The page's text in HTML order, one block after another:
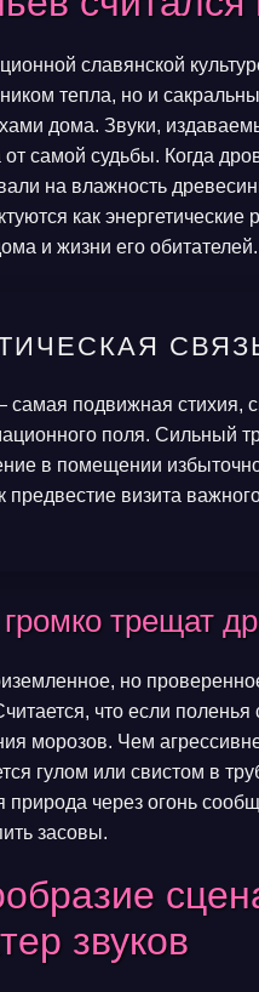
славянской
тепла, но и
дома. Звуки,
от самой судьбы. Когда
на влажность
как
и жизни его обитателей.
самая подвижная стихия,
поля. Сильный
в помещении
предвестие визита
трещат
но
что если
морозов. Чем
гулом или свистом в
природа через огонь
засовы.
звуков